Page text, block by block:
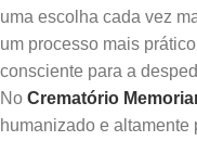
uma escolha cada vez
um processo mais
consciente para a
No Crematório
humanizado e